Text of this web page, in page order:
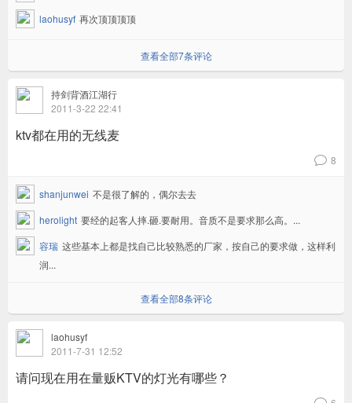
laohusyf 再次顶顶顶顶
查看全部7条评论
持剑背酒江湖行
2011-3-22 22:41
ktv都在用的无线麦
v 8
shanjunwei 不是很了解的，偶尔去去
herolight 要经的起客人摔.砸.要耐用。音质不是要求那么高。...
容瑞 这些基本上都是找自己比较熟悉的厂家，按自己的要求做，这样利
润...
查看全部8条评论
laohusyf
2011-7-31 12:52
请问现在用在量贩KTV的灯光有哪些？